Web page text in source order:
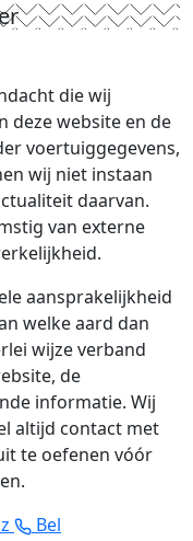
die wij
deze website en de
voertuiggegevens,
wij niet instaan
daarvan.
van externe
aansprakelijkheid
welke aard dan
wijze verband
de
informatie. Wij
altijd contact met
te oefenen vóór
Bel